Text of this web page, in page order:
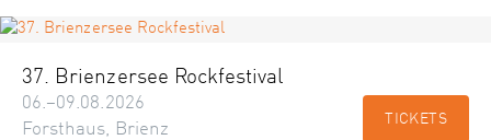
37. Brienzersee Rockfestival
06.–09.08.2026
Forsthaus, Brienz
TICKETS